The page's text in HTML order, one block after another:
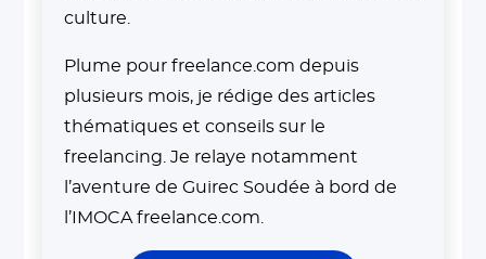
culture.
Plume pour freelance.com depuis
plusieurs mois, je rédige des articles
thématiques et conseils sur le
freelancing. Je relaye notamment
l’aventure de Guirec Soudée à bord de
l’IMOCA freelance.com.